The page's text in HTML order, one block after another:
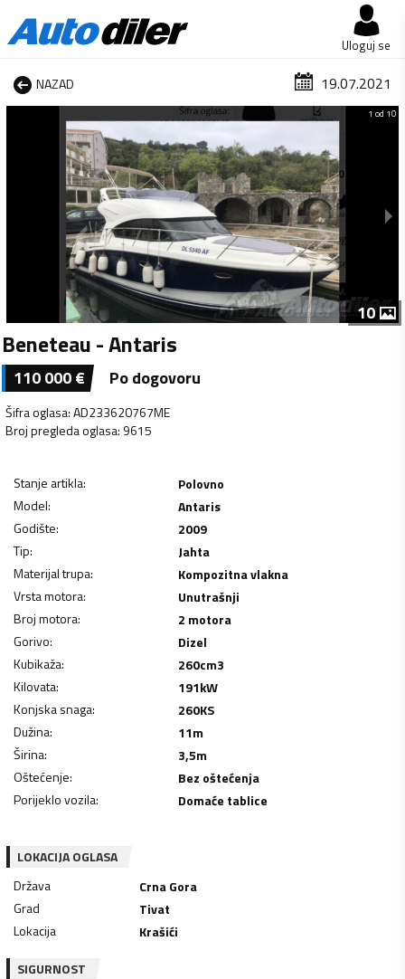
Uloguj se
NAZAD 19.07.2021
1 od 10
10
Beneteau - Antaris
110 000€ Po dogovoru
Šifra oglasa:AD233620767ME
Broj pregleda oglasa: 9615
Stanje artikla:
Polovno
Model:
Antaris
Godište:
2009
Tip:
Jahta
Materijal trupa:
Kompozitna vlakna
Vrsta motora:
Unutrašnji
Broj motora:
2 motora
Gorivo:
Dizel
Kubikaža: 260cm3
Kilovata: 191kW
Konjska snaga: 260KS
Dužina: 11m
Širina: 3,5m
Oštećenje:
Bez oštećenja
Porijeklo vozila: Domaće tablice
LOKACIJA OGLASA
Država
Crna Gora
Grad
Tivat
Lokacija
Krašići
SIGURNOST